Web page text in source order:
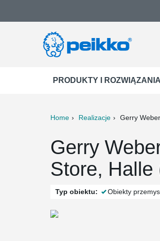
PRODUKTY I ROZWIĄZANIA
Home Realizacje Gerry
Gerry
Store, Halle
Typ obiektu: Obiekty